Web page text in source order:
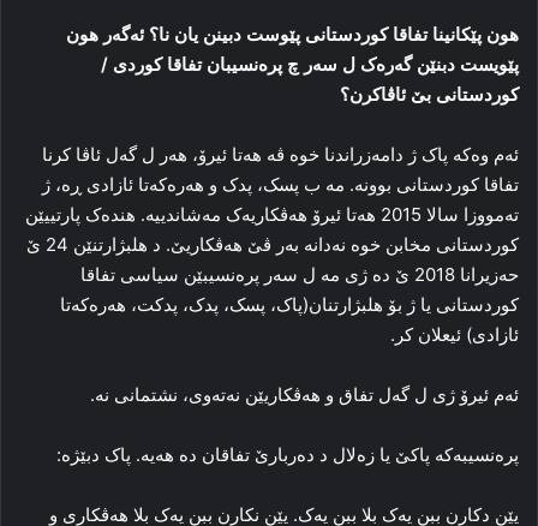
هون پێکانینا تفاقا کوردستانی پێوست دبینن یان نا؟ ئه‌گه‌ر هون
پێویست دبنێن گه‌ره‌ک ل سه‌ر چ پره‌نسیبان تفاقا کوردی /
کوردستانی بێ ئاڤاکرن؟
ئه‌م وه‌که‌ پاک ژ دامه‌زراندنا خوه‌ ڤه‌ هه‌تا ئیرۆ، هه‌ر ل گه‌ل ئاڤا کرنا
تفاقا کوردستانی بوونه‌. مه‌ ب پسک، پدک و هه‌ره‌که‌تا ئازادی ڕه‌، ژ
ته‌مووزا سالا 2015 هه‌تا ئیرۆ هه‌ڤکاریه‌ک مه‌شاندییه‌. هنده‌ک پارتییێن
کوردستانی مخابن خوه‌ نه‌دانە به‌ر ڤێ هه‌ڤکاریێ. د هلبژارتنێن 24 ێ
حه‌زیرانا 2018 ێ ده‌ ژی مه‌ ل سه‌ر پره‌نسیبێن سیاسی تفاقا
کوردستانی یا ژ بۆ هلبژارتنان(پاک، پسک، پدک، پدکت، هه‌ره‌که‌تا
ئازادی) ئیعلان کر.
ئه‌م ئیرۆ ژی ل گه‌ل تفاق و هه‌ڤکاریێن نه‌ته‌وی، نشتمانی نه‌.
پره‌نسیبه‌که‌ پاکێ یا زه‌لال د ده‌ربارێ تفاقان ده‌ هه‌یه‌. پاک دبێژه‌:
یێن دکارن ببن یه‌ک بلا ببن یه‌ک. یێن نکارن ببن یه‌ک بلا هه‌ڤکاری و